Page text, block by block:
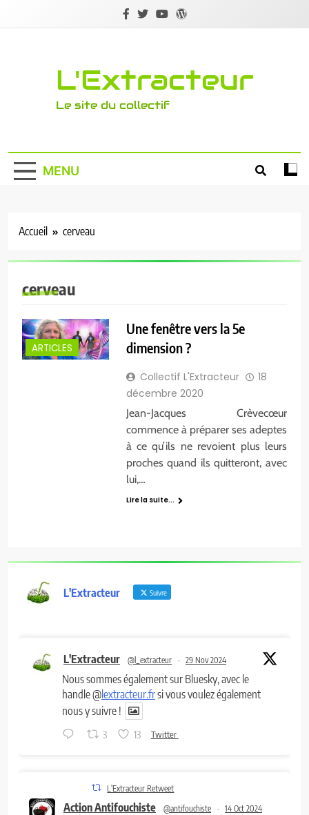
L'Extracteur
Le site du collectif
MENU
Accueil cerveau
cerveau
ARTICLES
Une fenêtre vers la 5e
dimension ?
Collectif L'Extracteur
18
décembre 2020
Jean-Jacques Crèvecœur
commence à préparer ses adeptes
à ce qu’ils ne revoient plus leurs
proches quand ils quitteront, avec
lui,…
Lire la suite...
L'Extracteur Suivre
L'Extracteur @l_extracteur · 29 Nov 2024
Nous sommes également sur Bluesky, avec le
handle @lextracteur.frsi vous voulez également
nous y suivre !
3 13 Twitter
L'Extracteur Retweet
Action Antifouchiste @antifouchiste · 14 Oct 2024